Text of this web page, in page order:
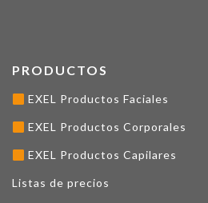
PRODUCTOS
EXEL Productos Faciales
EXEL Productos Corporales
EXEL Productos Capilares
Listas de precios